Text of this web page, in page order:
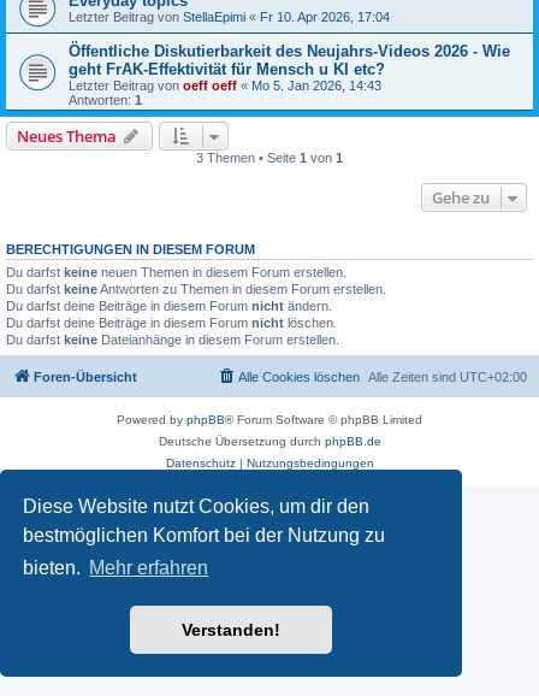
Diese Website nutzt Cookies, um dir den
bestmöglichen Komfort bei der Nutzung zu
bieten. Mehr erfahren
Verstanden!
Letzter Beitrag von StellaEpimi « Fr 10. Apr 2026, 17:04
Öffentliche Diskutierbarkeit des Neujahrs-Videos 2026 - Wie
geht FrAK-Effektivität für Mensch u KI etc?
Letzter Beitrag von oeff oeff « Mo 5. Jan 2026, 14:43
Antworten: 1
Neues Thema
3 Themen • Seite 1 von 1
Gehe zu
BERECHTIGUNGEN IN DIESEM FORUM
Du darfst keine neuen Themen in diesem Forum erstellen.
Du darfst keineAntworten zu Themen in diesem Forum erstellen.
Du darfst deine Beiträge in diesem Forum nicht ändern.
Du darfst deine Beiträge in diesem Forum nicht löschen.
Du darfst keine Dateianhänge in diesem Forum erstellen.
Foren-Übersicht Alle Zeiten sind UTC+02:00
Alle Cookies löschen
Powered by phpBB® Forum Software © phpBB Limited
Deutsche Übersetzung durch phpBB.de
Datenschutz| Nutzungsbedingungen